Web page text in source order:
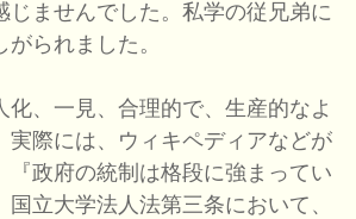
じませんでした。私学の従兄弟に
られました。
、一見、合理的で、生産的なよ
実際には、ウィキペディアなどが
『政府の統制は格段に強まってい
国立大学法人法第三条において、